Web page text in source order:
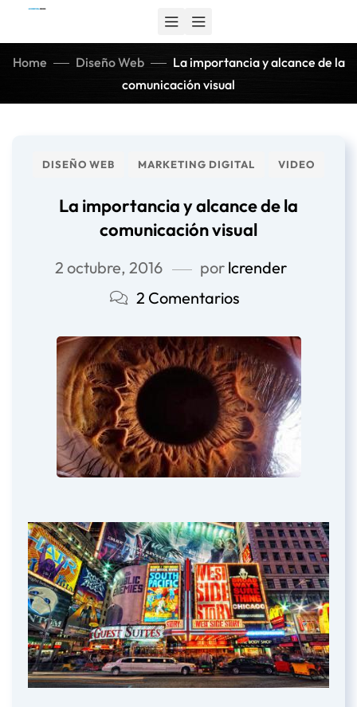
Home Diseño Web
La importancia y alcance de la
comunicación visual
DISEÑO WEB MARKETING DIGITAL VIDEO
La importancia y alcance de la
comunicación visual
2 octubre, 2016 por lcrender
2 Comentarios